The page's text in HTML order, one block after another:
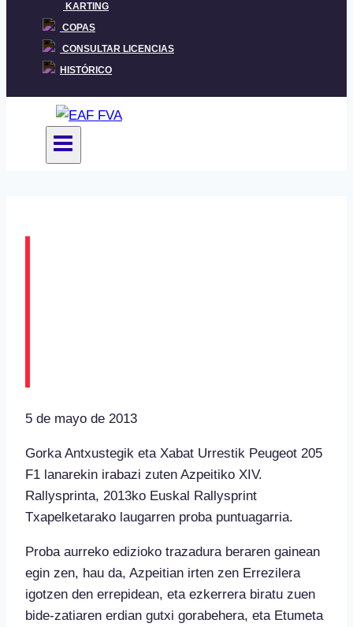
KARTING
COPAS
CONSULTAR LICENCIAS
HISTÓRICO
5 de mayo de 2013
Gorka Antxustegik eta Xabat Urrestik Peugeot 205
F1 lanarekin irabazi zuten Azpeitiko XIV.
Rallysprinta, 2013ko Euskal Rallysprint
Txapelketarako laugarren proba puntuagarria.
Proba aurreko edizioko trazadura beraren gainean
egin zen, hau da, Azpeitian irten zen Errezilera
igotzen den errepidean, eta ezkerrera biratu zuen
bide-zatiaren erdian gutxi gorabehera, eta Etumeta